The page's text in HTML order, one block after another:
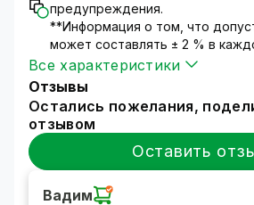
предупреждения.
**Информация о том, что
может составлять ± 2 % в
Все характеристики
Отзывы
Остались пожелания,
отзывом
Оставить
Вадим